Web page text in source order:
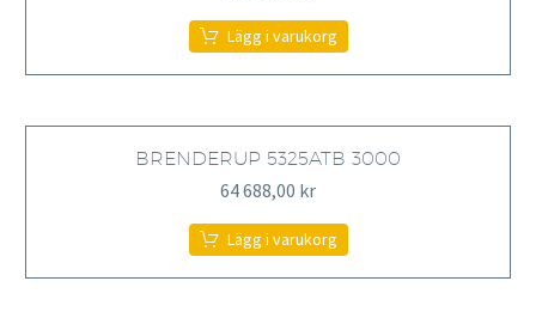
Lägg i varukorg
BRENDERUP 5325ATB 3000
64 688,00 kr
Lägg i varukorg